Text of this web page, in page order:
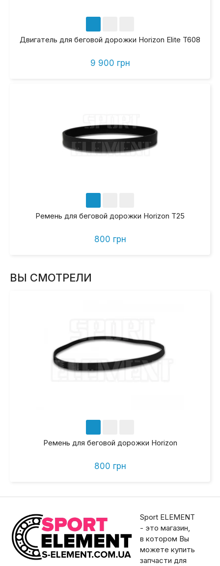
Двигатель для беговой дорожки Horizon Elite T608
9 900 грн
Ремень для беговой дорожки Horizon T25
800 грн
ВЫ СМОТРЕЛИ
Ремень для беговой дорожки Horizon
800 грн
Sport ELEMENT
- это магазин,
в котором Вы
можете купить
запчасти для